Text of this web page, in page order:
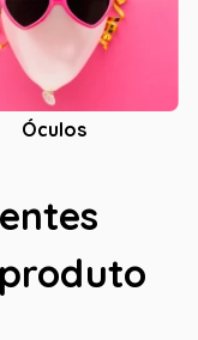
Óculos